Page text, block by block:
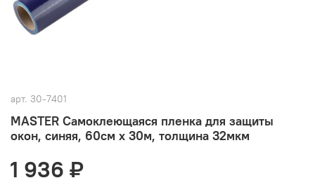
арт. 30-7401
MASTER Самоклеющаяся пленка для защиты
окон, синяя, 60см х 30м, толщина 32мкм
1 936 ₽